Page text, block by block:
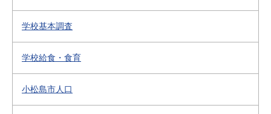
学校基本調査
学校給食・食育
小松島市人口